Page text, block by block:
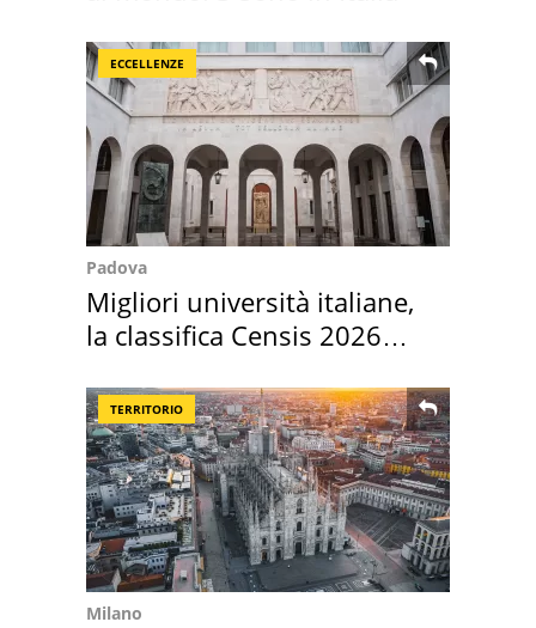
ECCELLENZE
Padova
Migliori università italiane,
la classifica Censis 2026
TERRITORIO
Milano